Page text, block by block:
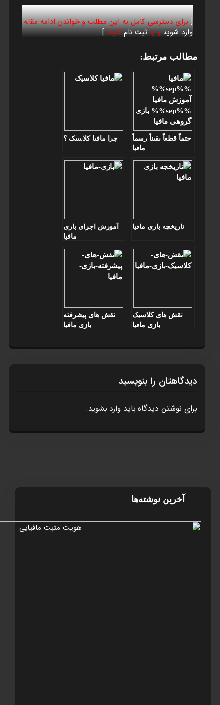
[برای دسترسی کامل به این مطلب و خواندن ادامه مقاله
وارد شویدو یاثبت نامکنید!]
مطالب مرتبط:
حتماً قطعاً یقیناً رسماً
مافيا
چرا مافيا کلاسيک ؟
تاريخچه بازی مافيا
آموزش اجرای بازی
مافيا
نقش های کلاسيک
بازی مافيا
نقش های پيشرفته
بازی مافيا
دیدگاهتان را بنویسید
برای نوشتن دیدگاه بایدوارد بشوید.
آخرین نوشته‌ها